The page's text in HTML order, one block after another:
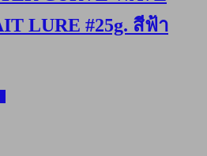
LURE #25g. สีฟ้า